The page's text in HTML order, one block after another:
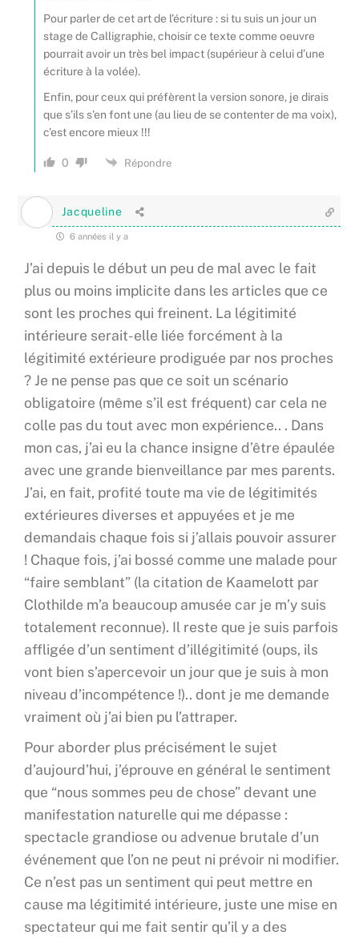
Pour parler de cet art de l’écriture : si tu suis un jour un
stage de Calligraphie, choisir ce texte comme oeuvre
pourrait avoir un très bel impact (supérieur à celui d’une
écriture à la volée).
Enfin, pour ceux qui préfèrent la version sonore, je dirais
que s’ils s’en font une (au lieu de se contenter de ma voix),
c’est encore mieux !!!
0 Répondre
Jacqueline
6 années il y a
J’ai depuis le début un peu de mal avec le fait
plus ou moins implicite dans les articles que ce
sont les proches qui freinent. La légitimité
intérieure serait-elle liée forcément à la
légitimité extérieure prodiguée par nos proches
? Je ne pense pas que ce soit un scénario
obligatoire (même s’il est fréquent) car cela ne
colle pas du tout avec mon expérience.. . Dans
mon cas, j’ai eu la chance insigne d’être épaulée
avec une grande bienveillance par mes parents.
J’ai, en fait, profité toute ma vie de légitimités
extérieures diverses et appuyées et je me
demandais chaque fois si j’allais pouvoir assurer
! Chaque fois, j’ai bossé comme une malade pour
“faire semblant” (la citation de Kaamelott par
Clothilde m’a beaucoup amusée car je m’y suis
totalement reconnue). Il reste que je suis parfois
affligée d’un sentiment d’illégitimité (oups, ils
vont bien s’apercevoir un jour que je suis à mon
niveau d’incompétence !).. dont je me demande
vraiment où j’ai bien pu l’attraper.
Pour aborder plus précisément le sujet
d’aujourd’hui, j’éprouve en général le sentiment
que “nous sommes peu de chose” devant une
manifestation naturelle qui me dépasse :
spectacle grandiose ou advenue brutale d’un
événement que l’on ne peut ni prévoir ni modifier.
Ce n’est pas un sentiment qui peut mettre en
cause ma légitimité intérieure, juste une mise en
spectateur qui me fait sentir qu’il y a des